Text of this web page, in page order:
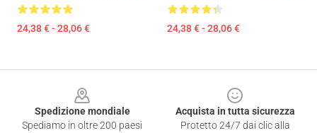
24,38 € - 28,06 € 24,38 € - 28,06 €
Spedizione mondiale
Spediamo in oltre 200 paesi
Acquista in tutta sicurezza
Protetto 24/7 dai clic alla